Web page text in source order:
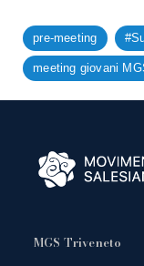
pre-meeting
meeting giovani
MGS Triveneto